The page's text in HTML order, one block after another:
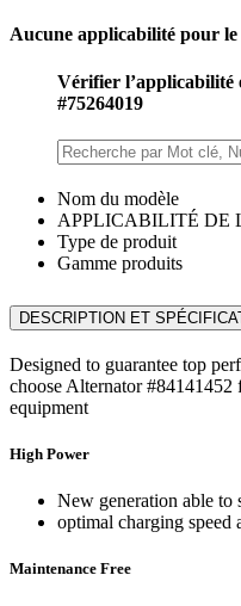
Aucune applicabilité pour
Vérifier l’applicabilité
#75264019
Nom du modèle
APPLICABILITÉ DE
Type de produit
Gamme produits
DESCRIPTION ET
Designed to guarantee top
choose Alternator
equipment
High Power
New generation able to
optimal charging speed
Maintenance Free